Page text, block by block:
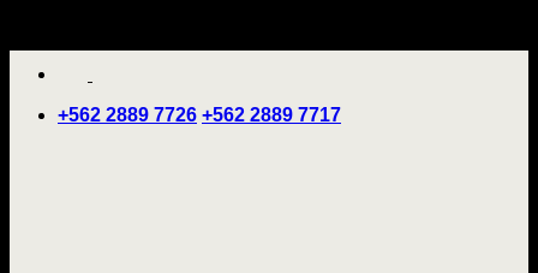
+562 2889 7726 +562 2889 7717